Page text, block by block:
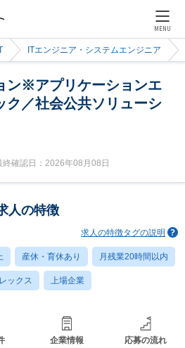
MENU
ITエンジニア・システムエンジニア
ン※アプリケーションエ
ク／社会公共ソリューシ
確認日：2026年08月08日
人の特徴
求人の特徴タグの説明
産休・育休あり 月残業20時間以内
ックス 上場企業
企業情報 応募の流れ